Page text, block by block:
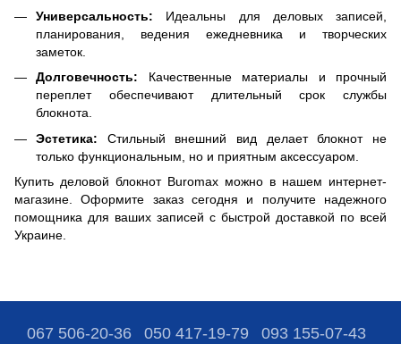
Универсальность: Идеальны для деловых записей,
планирования, ведения ежедневника и творческих
заметок.​
Долговечность: Качественные материалы и прочный
переплет обеспечивают длительный срок службы
блокнота.​
Эстетика: Стильный внешний вид делает блокнот не
только функциональным, но и приятным аксессуаром.​
Купить деловой блокнот Buromax можно в нашем интернет-
магазине. Оформите заказ сегодня и получите надежного
помощника для ваших записей с быстрой доставкой по всей
Украине.
067 506-20-36 050 417-19-79 093 155-07-43